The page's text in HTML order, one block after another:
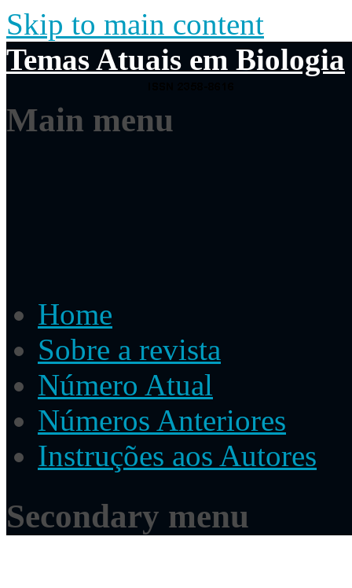
Skip to main content
Temas Atuais em Biologia
Main menu
Home
Sobre a revista
Número Atual
Números Anteriores
Instruções aos Autores
Secondary menu